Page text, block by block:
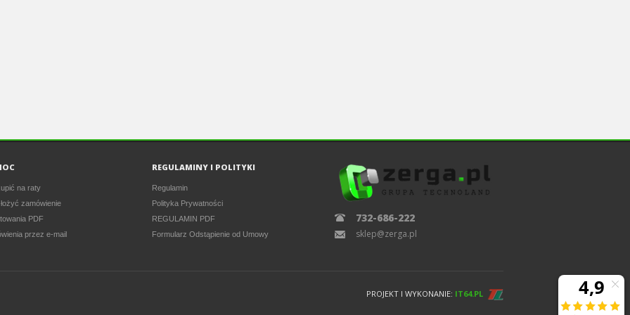
732-686-222
sklep@zerga.pl
na raty
zamówienie
PDF
przez e-mail
REGULAMINY I POLITYKI
Regulamin
Polityka Prywatności
REGULAMIN PDF
Formularz Odstąpienie od Umowy
PROJEKT I WYKONANIE: IT64.PL